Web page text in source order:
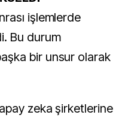
işlemlerde
Bu durum
bir unsur olarak
zeka şirketlerine